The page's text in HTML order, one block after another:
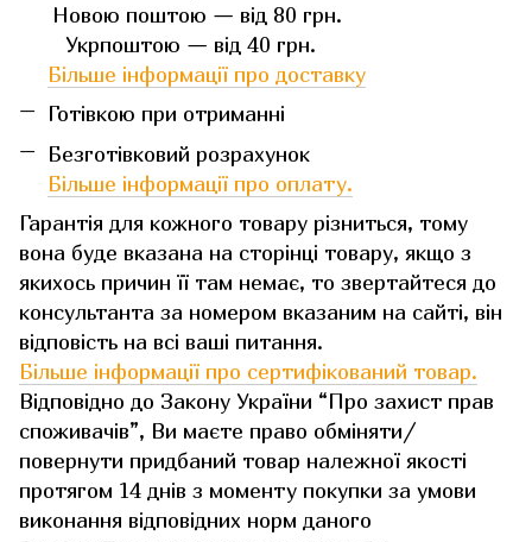
Новою поштою — від 80 грн.
Укрпоштою — від 40 грн.
Більше інформації про доставку
Готівкою при отриманні
Безготівковий розрахунок
Більше інформації про оплату.
Гарантія для кожного товару різниться, тому
вона буде вказана на сторінці товару, якщо з
якихось причин її там немає, то звертайтеся до
консультанта за номером вказаним на сайті, він
відповість на всі ваші питання.
Більше інформації про сертифікований товар.
Відповідно до Закону України “Про захист прав
споживачів”, Ви маєте право обміняти/
повернути придбаний товар належної якості
протягом 14 днів з моменту покупки за умови
виконання відповідних норм даного